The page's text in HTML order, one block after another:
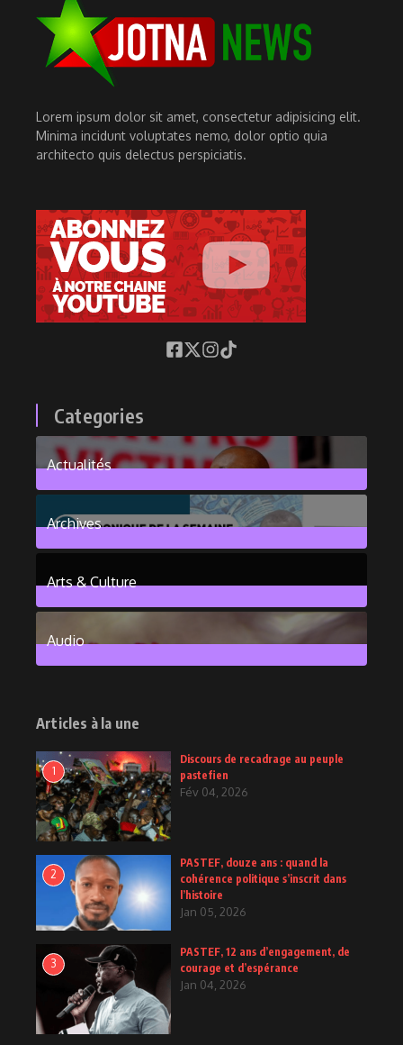
Lorem ipsum dolor sit amet, consectetur adipisicing elit.
Minima incidunt voluptates nemo, dolor optio quia
architecto quis delectus perspiciatis.
Categories
Actualités
376Posts
Archives
Arts & Culture
6Posts
Audio
Articles à la une
1
Discours de recadrage au peuple
pastefien
Fév 04, 2026
2
PASTEF, douze ans : quand la
cohérence politique s’inscrit dans
l’histoire
Jan 05, 2026
3
PASTEF, 12 ans d’engagement, de
courage et d’espérance
Jan 04, 2026